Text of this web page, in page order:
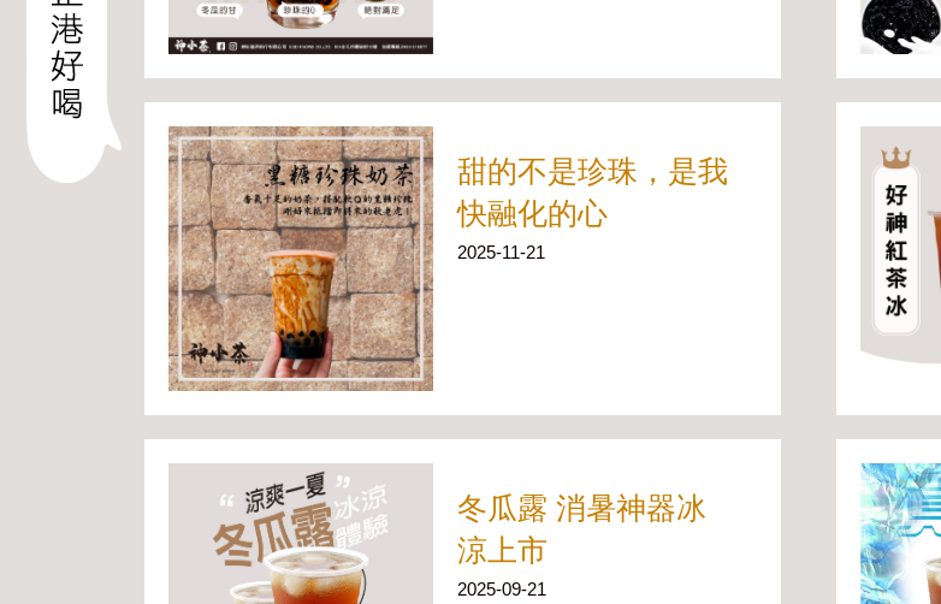
甜的不是珍珠，是我
快融化的心
2025-11-21
冬瓜露 消暑神器冰
涼上市
2025-09-21